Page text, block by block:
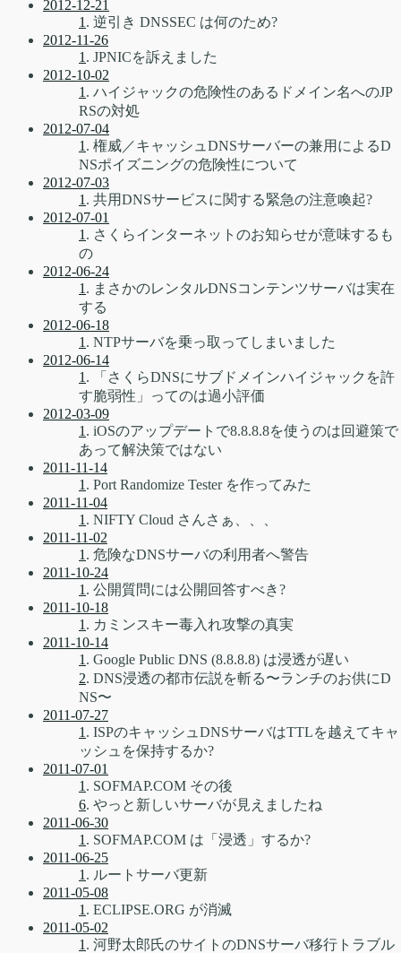
2012-12-21
1 . 逆引き DNSSEC は何のため?
2012-11-26
1 . JPNICを訴えました
2012-10-02
1 . ハイジャックの危険性のあるドメイン名へのJP
RSの対処
2012-07-04
1 . 権威／キャッシュDNSサーバーの兼用によるD
NSポイズニングの危険性について
2012-07-03
1 . 共用DNSサービスに関する緊急の注意喚起?
2012-07-01
1 . さくらインターネットのお知らせが意味するも
の
2012-06-24
1 . まさかのレンタルDNSコンテンツサーバは実在
する
2012-06-18
1 . NTPサーバを乗っ取ってしまいました
2012-06-14
1 . 「さくらDNSにサブドメインハイジャックを許
す脆弱性」ってのは過小評価
2012-03-09
1 . iOSのアップデートで8.8.8.8を使うのは回避策で
あって解決策ではない
2011-11-14
1 . Port Randomize Tester を作ってみた
2011-11-04
1 . NIFTY Cloud さんさぁ、、、
2011-11-02
1 . 危険なDNSサーバの利用者へ警告
2011-10-24
1 . 公開質問には公開回答すべき?
2011-10-18
1 . カミンスキー毒入れ攻撃の真実
2011-10-14
1 . Google Public DNS (8.8.8.8) は浸透が遅い
2. DNS浸透の都市伝説を斬る〜ランチのお供にD
NS〜
2011-07-27
1 . ISPのキャッシュDNSサーバはTTLを越えてキャ
ッシュを保持するか?
2011-07-01
1 . SOFMAP.COM その後
6. やっと新しいサーバが見えましたね
2011-06-30
1 . SOFMAP.COM は「浸透」するか?
2011-06-25
1 . ルートサーバ更新
2011-05-08
1 . ECLIPSE.ORG が消滅
2011-05-02
1 . 河野太郎氏のサイトのDNSサーバ移行トラブル